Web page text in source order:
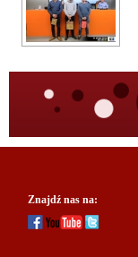
Znajdź nas na: